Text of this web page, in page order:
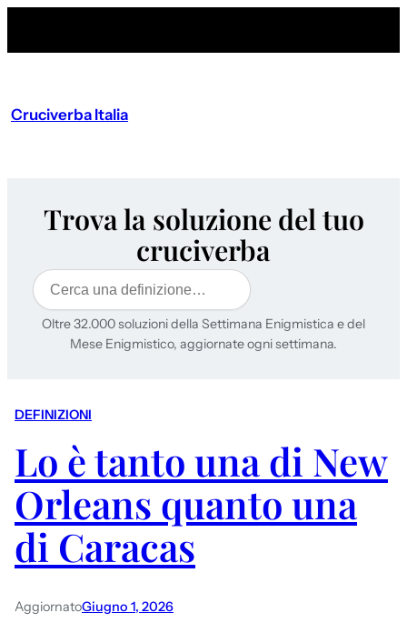
Cruciverba Italia
Trova la soluzione del tuo
cruciverba
Cerca
Oltre 32.000 soluzioni della Settimana Enigmistica e del
Mese Enigmistico, aggiornate ogni settimana.
DEFINIZIONI
Lo è tanto una di New
Orleans quanto una
di Caracas
AggiornatoGiugno 1, 2026